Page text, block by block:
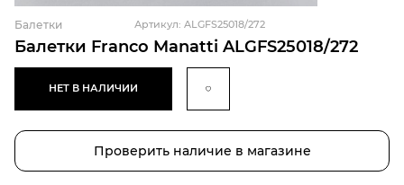
Балетки Franco Manatti ALGFS25018/272
Балетки Артикул: ALGFS25018/272
НЕТ В НАЛИЧИИ
Проверить наличие в магазине